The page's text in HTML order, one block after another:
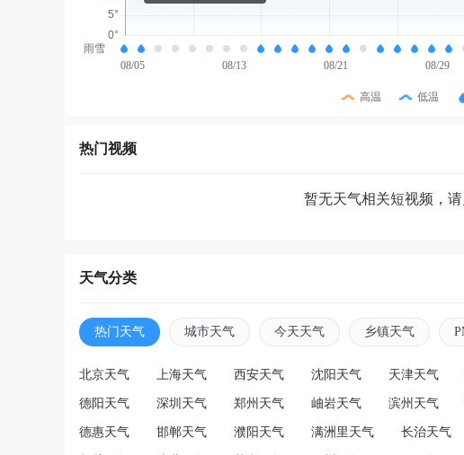
雨雪
08/05
08/13 08/21 08/29
高温 低温
热门视频
暂无天气相关短视频，请
天气分类
热门天气 城市天气 今天天气 乡镇天气
北京天气 上海天气 西安天气 沈阳天气 天津天气
德阳天气 深圳天气 郑州天气 岫岩天气 滨州天气
德惠天气 邯郸天气 濮阳天气 满洲里天气 长治天气